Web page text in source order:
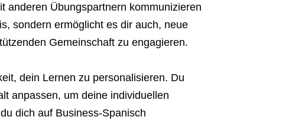
anderen Übungspartnern kommunizieren
sondern ermöglicht es dir auch, neue
Gemeinschaft zu engagieren.
dein Lernen zu personalisieren. Du
anpassen, um deine individuellen
dich auf Business-Spanisch